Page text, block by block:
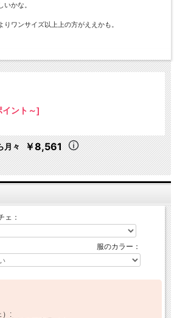
いかな。
ワンサイズ以上上の方がええかも。
ント～]
月々 ￥8,561
ェ：
服のカラー：
）: